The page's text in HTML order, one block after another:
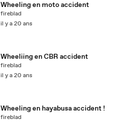
Wheeling en moto accident
fireblad
il y a 20 ans
Wheeliing en CBR accident
fireblad
il y a 20 ans
Wheeling en hayabusa accident !
fireblad